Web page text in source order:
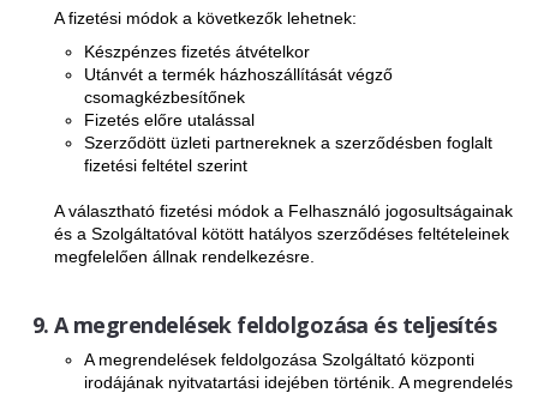
A fizetési módok a következők lehetnek:
Készpénzes fizetés átvételkor
Utánvét a termék házhoszállítását végző
csomagkézbesítőnek
Fizetés előre utalással
Szerződött üzleti partnereknek a szerződésben foglalt
fizetési feltétel szerint
A választható fizetési módok a Felhasználó jogosultságainak
és a Szolgáltatóval kötött hatályos szerződéses feltételeinek
megfelelően állnak rendelkezésre.
A megrendelések feldolgozása és teljesítés
A megrendelések feldolgozása Szolgáltató központi
irodájának nyitvatartási idejében történik. A megrendelés